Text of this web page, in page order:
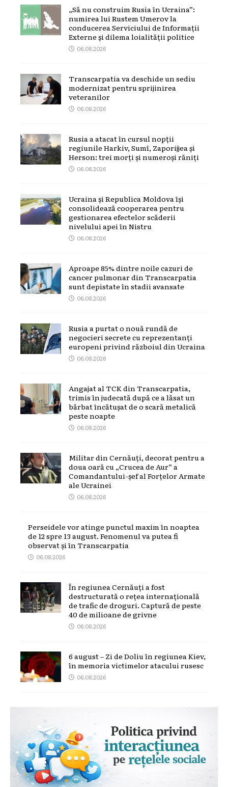
„Să nu construim Rusia în Ucraina”:
numirea lui Rustem Umerov la
conducerea Serviciului de Informații
Externe și dilema loialității politice
06.08.2026
Transcarpatia va deschide un sediu
modernizat pentru sprijinirea
veteranilor
06.08.2026
Rusia a atacat în cursul nopții
regiunile Harkiv, Sumî, Zaporijjea și
Herson: trei morți și numeroși răniți
06.08.2026
Ucraina și Republica Moldova își
consolidează cooperarea pentru
gestionarea efectelor scăderii
nivelului apei în Nistru
06.08.2026
Aproape 85% dintre noile cazuri de
cancer pulmonar din Transcarpatia
sunt depistate în stadii avansate
06.08.2026
Rusia a purtat o nouă rundă de
negocieri secrete cu reprezentanți
europeni privind războiul din Ucraina
06.08.2026
Angajat al TCK din Transcarpatia,
trimis în judecată după ce a lăsat un
bărbat încătușat de o scară metalică
peste noapte
06.08.2026
Militar din Cernăuți, decorat pentru a
doua oară cu „Crucea de Aur” a
Comandantului-șef al Forțelor Armate
ale Ucrainei
06.08.2026
Perseidele vor atinge punctul maxim în noaptea
de 12 spre 13 august. Fenomenul va putea fi
observat și în Transcarpatia
06.08.2026
În regiunea Cernăuți a fost
destructurată o rețea internațională
de trafic de droguri. Captură de peste
40 de milioane de grivne
06.08.2026
6 august – Zi de Doliu în regiunea Kiev,
în memoria victimelor atacului rusesc
06.08.2026